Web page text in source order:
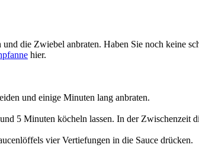
die Zwiebel anbraten. Haben Sie noch keine
hier.
und einige Minuten lang anbraten.
5 Minuten köcheln lassen. In der Zwischenzeit
vier Vertiefungen in die Sauce drücken.